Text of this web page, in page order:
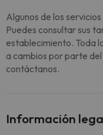
Algunos de los
Puedes consultar sus
establecimiento. Toda
a cambios por parte
contáctanos.
Información